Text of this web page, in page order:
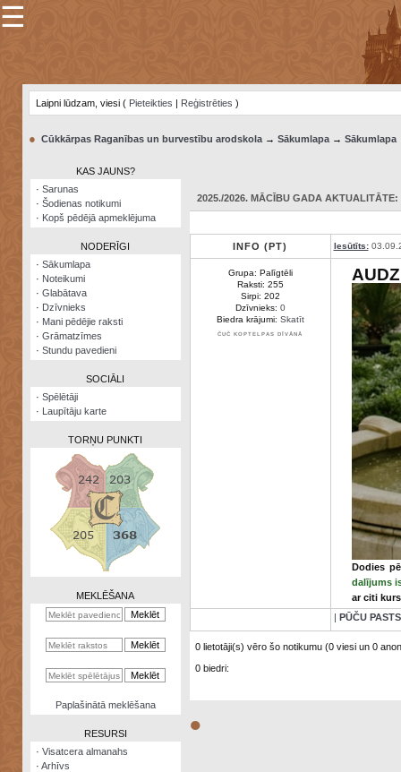
×
Šodienas
notikumi
Visatcera
almanahs
Arhīvs
Zināšanu
kalkulators
Nomētātās
☰
Laipni lūdzam, viesi ( Pieteikties | Reģistrēties )
● Cūkkārpas Raganības un burvestību arodskola→ Sākumlapa→ Sākumlapa
KAS JAUNS?
· Sarunas
· Šodienas notikumi
· Kopš pēdējā apmeklējuma
NODERĪGI
· Sākumlapa
· Noteikumi
· Glabātava
· Dzīvnieks
· Mani pēdējie raksti
· Grāmatzīmes
· Stundu pavedieni
SOCIĀLI
· Spēlētāji
· Laupītāju karte
TORŅU PUNKTI
MEKLĒŠANA
Paplašinātā meklēšana
RESURSI
· Visatcera almanahs
· Arhīvs
2025./2026. MĀCĪBU GADA AKTUALITĀTE:
INFO (PT) Iesūtīts:
Grupa: Palīgtēli
Raksti: 255
Sirpi: 202
Dzīvnieks: 0
Biedra krājumi: Skatīt
ČUČ KOPTELPAS DĪVĀNĀ
Dodies
dalījums
ar citi
| PŪČU PASTS
0 lietotāji(s) vēro šo notikumu (0 viesi un 0
0 biedri:
●